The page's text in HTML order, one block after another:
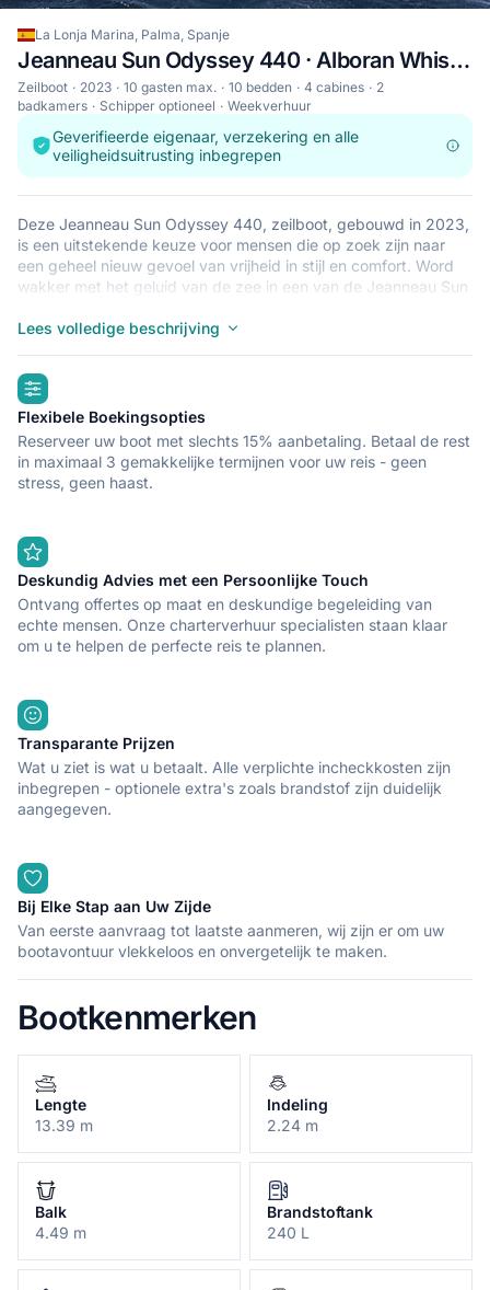
La Lonja Marina, Palma, Spanje
Jeanneau Sun Odyssey 440 · Alboran Whisky
Zeilboot 2023 10 gasten max. 10 bedden 4 cabines
2
badkamers
Schipper optioneel Weekverhuur
Geverifieerde eigenaar, verzekering en alle
veiligheidsuitrusting inbegrepen
Deze Jeanneau Sun Odyssey 440, zeilboot, gebouwd in 2023,
is een uitstekende keuze voor mensen die op zoek zijn naar
een geheel nieuw gevoel van vrijheid in stijl en comfort. Word
wakker met het geluid van de zee in een van de Jeanneau Sun
biedt slaapplaats aan 10 personen en is perfect voor een
440 ligt in La Lonja Marina, Palma, een goede uitvalsbasis voor
het verkennen van Spanje per boot. Goede vaart!
Lees volledige beschrijving
highlights
Flexibele Boekingsopties
Reserveer uw boot met slechts 15% aanbetaling. Betaal de rest
in maximaal 3 gemakkelijke termijnen voor uw reis - geen
stress, geen haast.
Deskundig Advies met een Persoonlijke Touch
Ontvang offertes op maat en deskundige begeleiding van
echte mensen. Onze charterverhuur specialisten staan klaar
om u te helpen de perfecte reis te plannen.
Transparante Prijzen
Wat u ziet is wat u betaalt. Alle verplichte incheckkosten zijn
inbegrepen - optionele extra's zoals brandstof zijn duidelijk
aangegeven.
Bij Elke Stap aan Uw Zijde
Van eerste aanvraag tot laatste aanmeren, wij zijn er om uw
bootavontuur vlekkeloos en onvergetelijk te maken.
Bootkenmerken
Lengte
13.39 m
Indeling
2.24 m
Balk
4.49 m
Brandstoftank
240 L